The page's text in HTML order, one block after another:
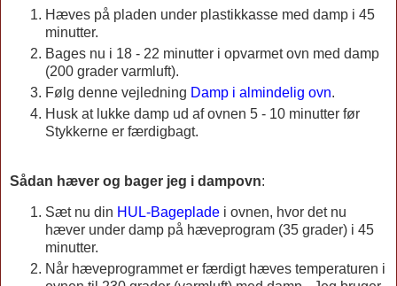
Hæves på pladen under plastikkasse med damp i 45
minutter.
Bages nu i 18 - 22 minutter i opvarmet ovn med damp
(200 grader varmluft).
Følg denne vejledning Damp i almindelig ovn.
Husk at lukke damp ud af ovnen 5 - 10 minutter før
Stykkerne er færdigbagt.
Sådan hæver og bager jeg i dampovn:
Sæt nu din HUL-Bageplade i ovnen, hvor det nu
hæver under damp på hæveprogram (35 grader) i 45
minutter.
Når hæveprogrammet er færdigt hæves temperaturen i